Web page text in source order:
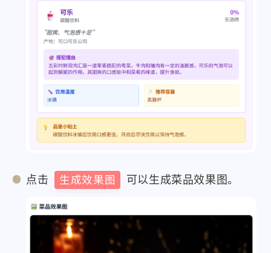
点击 生成效果图 可以生成菜品效果图。